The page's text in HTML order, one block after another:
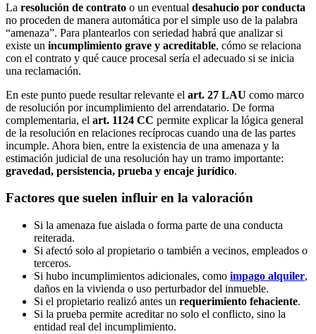
La resolución de contrato o un eventual desahucio por conducta
no proceden de manera automática por el simple uso de la palabra
“amenaza”. Para plantearlos con seriedad habrá que analizar si
existe un incumplimiento grave y acreditable, cómo se relaciona
con el contrato y qué cauce procesal sería el adecuado si se inicia
una reclamación.
En este punto puede resultar relevante el art. 27 LAU como marco
de resolución por incumplimiento del arrendatario. De forma
complementaria, el art. 1124 CC permite explicar la lógica general
de la resolución en relaciones recíprocas cuando una de las partes
incumple. Ahora bien, entre la existencia de una amenaza y la
estimación judicial de una resolución hay un tramo importante:
gravedad, persistencia, prueba y encaje jurídico.
Factores que suelen influir en la valoración
Si la amenaza fue aislada o forma parte de una conducta
reiterada.
Si afectó solo al propietario o también a vecinos, empleados o
terceros.
Si hubo incumplimientos adicionales, como impago alquiler,
daños en la vivienda o uso perturbador del inmueble.
Si el propietario realizó antes un requerimiento fehaciente.
Si la prueba permite acreditar no solo el conflicto, sino la
entidad real del incumplimiento.